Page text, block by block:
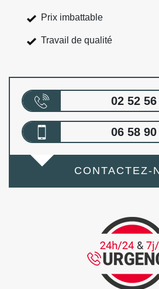
Prix imbattable
Travail de qualité
02 52
06 58
CONTACTEZ-